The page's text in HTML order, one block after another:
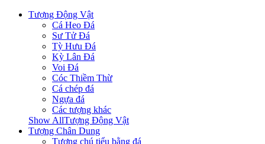
Tượng Động Vật
Cá Heo Đá
Sư Tử Đá
Tỳ Hưu Đá
Kỳ Lân Đá
Voi Đá
Cóc Thiềm Thừ
Cá chép đá
Ngựa đá
Các tượng khác
Show AllTượng Động Vật
Tượng Chân Dung
Tượng chú tiểu bằng đá